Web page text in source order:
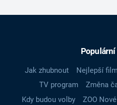
Jak zhubnout Nejlepší
TV program
Změna
Kdy budou volby
ZOO